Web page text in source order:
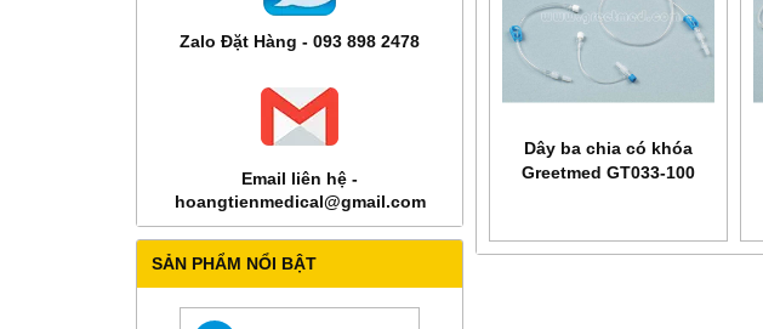
Zalo Đặt Hàng - 093 898 2478
Email liên hệ -
hoangtienmedical@gmail.com
SẢN PHẨM NỔI BẬT
Dây ba chia có khóa
Greetmed GT033-100